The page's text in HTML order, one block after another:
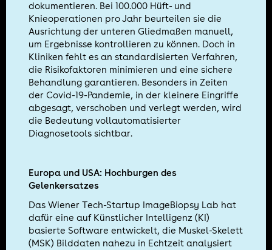
dokumentieren. Bei 100.000 Hüft- und
Knieoperationen pro Jahr beurteilen sie die
Ausrichtung der unteren Gliedmaßen manuell,
um Ergebnisse kontrollieren zu können. Doch in
Kliniken fehlt es an standardisierten Verfahren,
die Risikofaktoren minimieren und eine sichere
Behandlung garantieren. Besonders in Zeiten
der Covid-19-Pandemie, in der kleinere Eingriffe
abgesagt, verschoben und verlegt werden, wird
die Bedeutung vollautomatisierter
Diagnosetools sichtbar.
Europa und USA: Hochburgen des
Gelenkersatzes
Das Wiener Tech-Startup ImageBiopsy Lab hat
dafür eine auf Künstlicher Intelligenz (KI)
basierte Software entwickelt, die Muskel-Skelett
(MSK) Bilddaten nahezu in Echtzeit analysiert